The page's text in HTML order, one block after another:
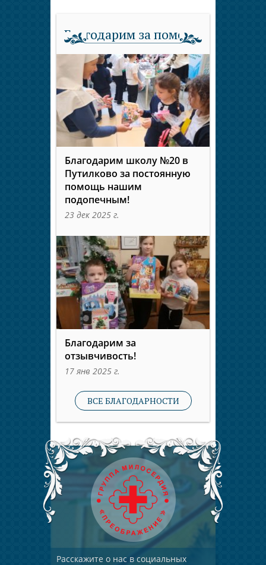
Благодарим за помощь
Благодарим школу №20 в
Путилково за постоянную
помощь нашим
подопечным!
23 дек 2025 г.
Благодарим за
отзывчивость!
17 янв 2025 г.
ВСЕ БЛАГОДАРНОСТИ
Расскажите о нас в социальных